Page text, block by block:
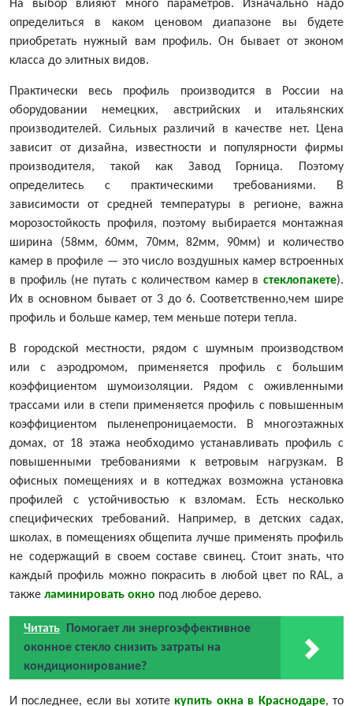
На выбор влияют много параметров. Изначально надо
определиться в каком ценовом диапазоне вы будете
приобретать нужный вам профиль. Он бывает от эконом
класса до элитных видов.
Практически весь профиль производится в России на
оборудовании немецких, австрийских и итальянских
производителей. Сильных различий в качестве нет. Цена
зависит от дизайна, известности и популярности фирмы
производителя, такой как Завод Горница. Поэтому
определитесь с практическими требованиями. В
зависимости от средней температуры в регионе, важна
морозостойкость профиля, поэтому выбирается монтажная
ширина (58мм, 60мм, 70мм, 82мм, 90мм) и количество
камер в профиле — это число воздушных камер встроенных
в профиль (не путать с количеством камер в стеклопакете).
Их в основном бывает от 3 до 6. Соответственно,чем шире
профиль и больше камер, тем меньше потери тепла.
В городской местности, рядом с шумным производством
или с аэродромом, применяется профиль с большим
коэффициентом шумоизоляции. Рядом с оживленными
трассами или в степи применяется профиль с повышенным
коэффициентом пыленепроницаемости. В многоэтажных
домах, от 18 этажа необходимо устанавливать профиль с
повышенными требованиями к ветровым нагрузкам. В
офисных помещениях и в коттеджах возможна установка
профилей с устойчивостью к взломам. Есть несколько
специфических требований. Например, в детских садах,
школах, в помещениях общепита лучше применять профиль
не содержащий в своем составе свинец. Стоит знать, что
каждый профиль можно покрасить в любой цвет по RAL, а
также ламинировать окно под любое дерево.
Читать
Помогает ли энергоэффективное
оконное стекло снизить затраты на
кондиционирование?
И последнее, если вы хотитекупить окна в Краснодаре, то